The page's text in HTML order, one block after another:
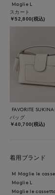
Maglie L
スカート
￥52,800(税込)
FAVORITE
バッグ
￥40,700(税込)
着用ブランド
M Maglie le
Maglie L
Maglie le